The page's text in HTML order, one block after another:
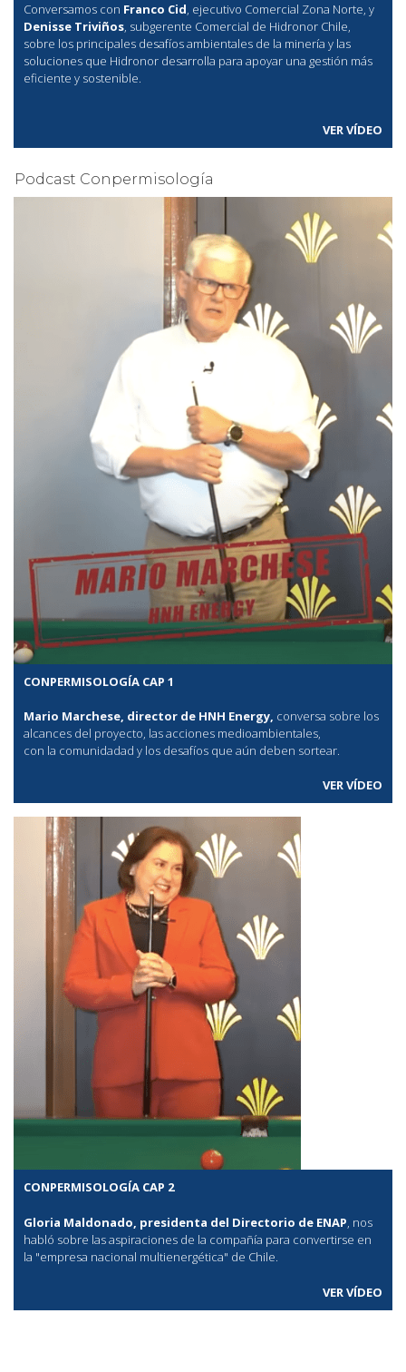
Conversamos con Franco Cid, ejecutivo Comercial Zona Norte, y
Denisse Triviños, subgerente Comercial de Hidronor Chile,
sobre los principales desafíos ambientales de la minería y las
soluciones que Hidronor desarrolla para apoyar una gestión más
eficiente y sostenible.
VER VÍDEO
Podcast Conpermisología
CONPERMISOLOGÍA CAP 1
Mario Marchese, director de HNH Energy, conversa sobre los
alcances del proyecto, las acciones medioambientales,
con la comunidadad y los desafíos que aún deben sortear.
VER VÍDEO
CONPERMISOLOGÍA CAP 2
Gloria Maldonado, presidenta del Directorio de ENAP, nos
habló sobre las aspiraciones de la compañía para convertirse en
la "empresa nacional multienergética" de Chile.
VER VÍDEO